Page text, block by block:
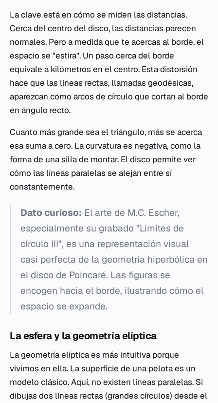
La clave está en cómo se miden las distancias.
Cerca del centro del disco, las distancias parecen
normales. Pero a medida que te acercas al borde, el
espacio se "estira". Un paso cerca del borde
equivale a kilómetros en el centro. Esta distorsión
hace que las líneas rectas, llamadas geodésicas,
aparezcan como arcos de círculo que cortan al borde
en ángulo recto.
Cuanto más grande sea el triángulo, más se acerca
esa suma a cero. La curvatura es negativa, como la
forma de una silla de montar. El disco permite ver
cómo las líneas paralelas se alejan entre sí
constantemente.
Dato curioso: El arte de M.C. Escher,
especialmente su grabado "Límites de
círculo III", es una representación visual
casi perfecta de la geometría hiperbólica en
el disco de Poincaré. Las figuras se
encogen hacia el borde, ilustrando cómo el
espacio se expande.
La esfera y la geometría elíptica
La geometría elíptica es más intuitiva porque
vivimos en ella. La superficie de una pelota es un
modelo clásico. Aquí, no existen líneas paralelas. Si
dibujas dos líneas rectas (grandes círculos) desde el